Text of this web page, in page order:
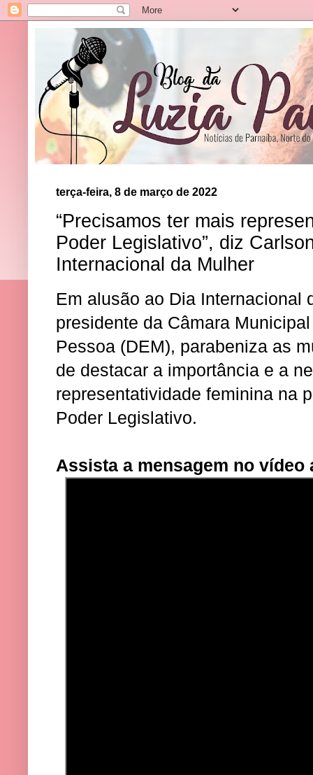
terça-feira, 8 de março de 2022
“Precisamos ter mais
Poder Legislativo”, diz
Internacional da Mulher
Em alusão ao Dia Internacional
presidente da Câmara
Pessoa (DEM), parabeniza as
de destacar a importância e a
representatividade feminina na
Poder Legislativo.
Assista a mensagem no vídeo